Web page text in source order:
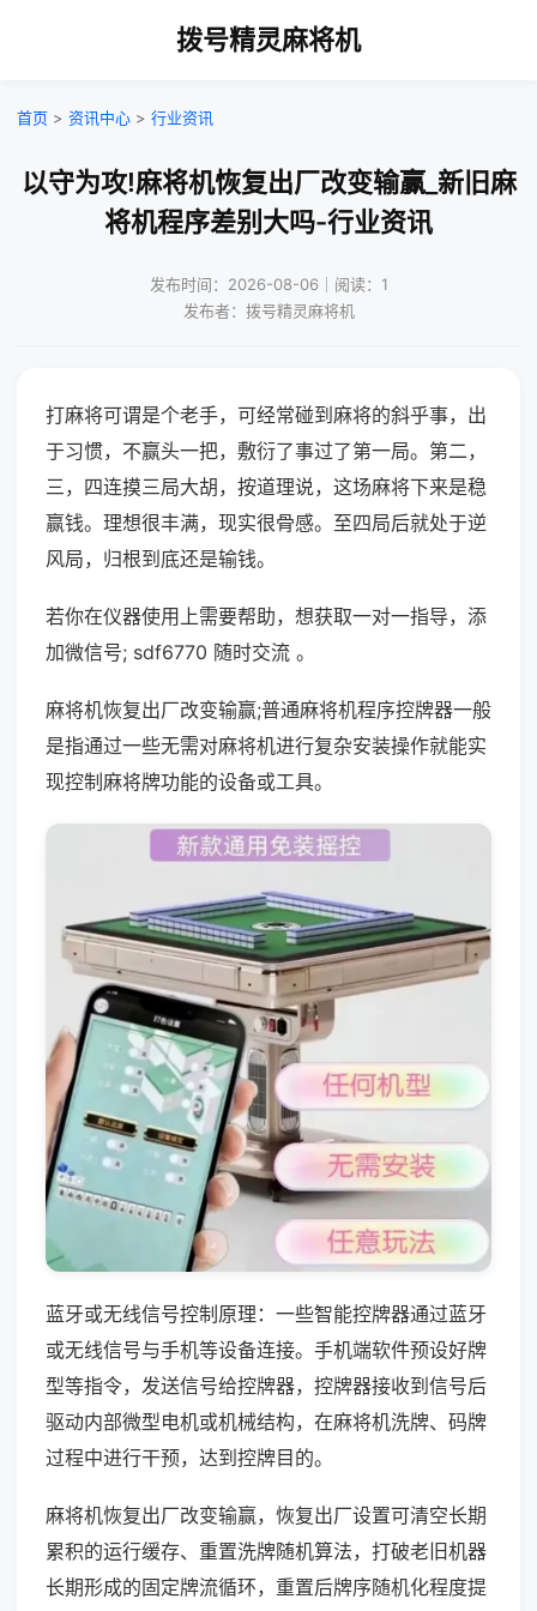
拨号精灵麻将机
首页 > 资讯中心 > 行业资讯
以守为攻!麻将机恢复出厂改变输赢_新旧麻
将机程序差别大吗-行业资讯
发布时间：2026-08-06｜阅读：1
发布者：拨号精灵麻将机
打麻将可谓是个老手，可经常碰到麻将的斜乎事，出
于习惯，不赢头一把，敷衍了事过了第一局。第二，
三，四连摸三局大胡，按道理说，这场麻将下来是稳
赢钱。理想很丰满，现实很骨感。至四局后就处于逆
风局，归根到底还是输钱。
若你在仪器使用上需要帮助，想获取一对一指导，添
加微信号; sdf6770 随时交流 。
麻将机恢复出厂改变输赢;普通麻将机程序控牌器一般
是指通过一些无需对麻将机进行复杂安装操作就能实
现控制麻将牌功能的设备或工具。
蓝牙或无线信号控制原理：一些智能控牌器通过蓝牙
或无线信号与手机等设备连接。手机端软件预设好牌
型等指令，发送信号给控牌器，控牌器接收到信号后
驱动内部微型电机或机械结构，在麻将机洗牌、码牌
过程中进行干预，达到控牌目的。
麻将机恢复出厂改变输赢，恢复出厂设置可清空长期
累积的运行缓存、重置洗牌随机算法，打破老旧机器
长期形成的固定牌流循环，重置后牌序随机化程度提